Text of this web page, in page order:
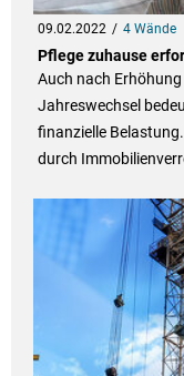
09.02.2022 4 Wände
Pflege zuhause
Auch nach
Jahreswechsel
finanzielle
durch